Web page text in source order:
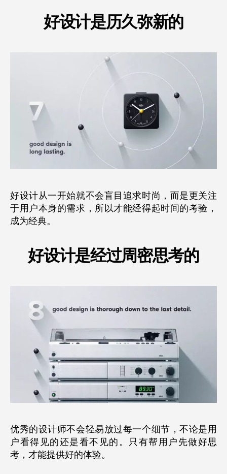
好设计是历久弥新的
好设计从一开始就不会盲目追求时尚，而是更关注
于用户本身的需求，所以才能经得起时间的考验，
成为经典。
好设计是经过周密思考的
优秀的设计师不会轻易放过每一个细节，不论是用
户看得见的还是看不见的。只有帮用户先做好思
考，才能提供好的体验。